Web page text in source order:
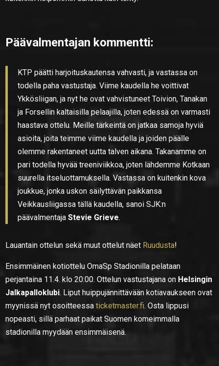
Päävalmentajan kommentti:
KTP päätti harjoituskautensa vahvasti, ja vastassa on
todella paha vastustaja. Viime kaudella he voittivat
Ykkösliigan, ja nyt he ovat vahvistuneet Toivion, Tanakan
ja Forsellin kaltaisilla pelaajilla, joten edessä on varmasti
haastava ottelu. Meille tärkeintä on jatkaa samoja hyviä
asioita, joita teimme viime kaudella ja joiden päälle
olemme rakentaneet uutta talven aikana. Takanamme on
pari todella hyvää treeniviikkoa, joten lähdemme Kotkaan
suurella itseluottamuksella. Vastassa on kuitenkin kova
joukkue, jonka uskon säilyttävän paikkansa
Veikkausliigassa tällä kaudella, sanoi SJK:n
päävalmentajaStevie Grieve.
Lauantain ottelun sekä muut ottelut näet Ruudusta!
Ensimmäinen kotiottelu OmaSp Stadionilla pelataan
perjantaina 11.4. klo 20:00. Ottelun vastustajana on Helsingin
Jalkapalloklubi. Liput huippujännittävään kotiavaukseen ovat
myynissä nyt osoitteessaticketmaster.fi. Osta lippusi
nopeasti, sillä parhaat paikat Suomen komeimmalla
stadionilla myydään ensimmäisenä.